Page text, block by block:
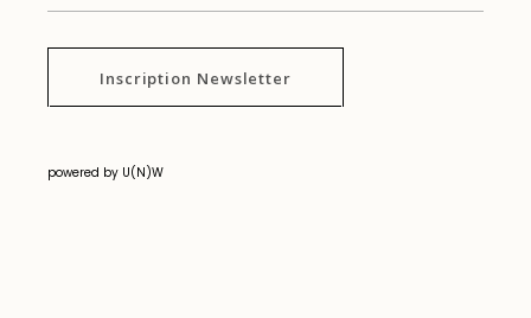
Inscription Newsletter
powered by U(N)W